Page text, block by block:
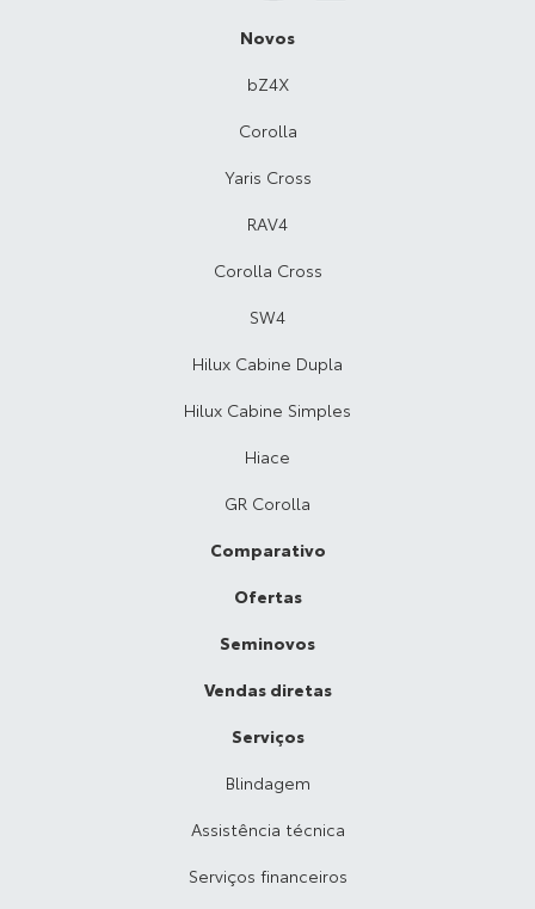
Novos
bZ4X
Corolla
Yaris Cross
RAV4
Corolla Cross
SW4
Hilux Cabine Dupla
Hilux Cabine Simples
Hiace
GR Corolla
Comparativo
Ofertas
Seminovos
Vendas diretas
Serviços
Blindagem
Assistência técnica
Serviços financeiros